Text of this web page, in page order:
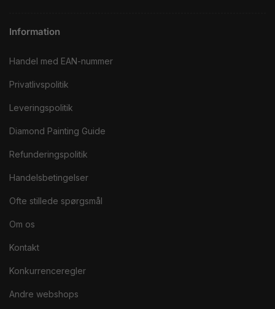
Information
Handel med EAN-nummer
Privatlivspolitik
Leveringspolitik
Diamond Painting Guide
Refunderingspolitik
Handelsbetingelser
Ofte stillede spørgsmål
Om os
Kontakt
Konkurrenceregler
Andre webshops